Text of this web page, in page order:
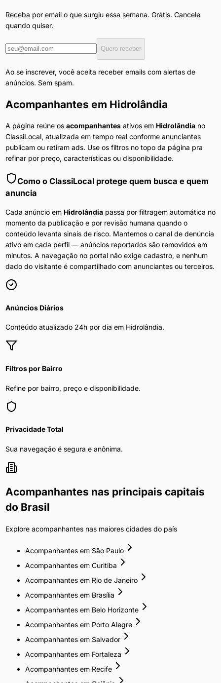
Receba por email o que surgiu essa semana. Grátis. Cancele
quando quiser.
Quero receber
Ao se inscrever, você aceita receber emails com alertas de
anúncios. Sem spam.
Acompanhantes em Hidrolândia
A página reúne os acompanhantesativos em Hidrolândiano
ClassiLocal, atualizada em tempo real conforme anunciantes
publicam ou retiram ads. Use os filtros no topo da página pra
refinar por preço, características ou disponibilidade.
Como o ClassiLocal protege quem busca e quem
anuncia
Cada anúncio em Hidrolândiapassa por filtragem automática no
momento da publicação e por revisão humana quando o
conteúdo levanta sinais de risco. Mantemos o canal de denúncia
ativo em cada perfil — anúncios reportados são removidos em
minutos. A navegação no portal não exige cadastro, e nenhum
dado do visitante é compartilhado com anunciantes ou terceiros.
Anúncios Diários
Conteúdo atualizado 24h por dia em Hidrolândia.
Filtros por Bairro
Refine por bairro, preço e disponibilidade.
Privacidade Total
Sua navegação é segura e anônima.
Acompanhantes nas principais capitais
do Brasil
Explore acompanhantesnas maiores cidades do país
Acompanhantesem São Paulo
Acompanhantesem Curitiba
Acompanhantesem Rio de Janeiro
Acompanhantesem Brasília
Acompanhantesem Belo Horizonte
Acompanhantesem Porto Alegre
Acompanhantesem Salvador
Acompanhantesem Fortaleza
Acompanhantesem Recife